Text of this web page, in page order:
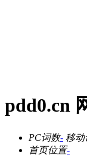
pdd0.cn
PC词数- 移动
首页位置-